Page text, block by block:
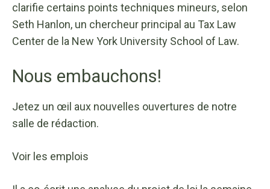
clarifie certains points techniques mineurs, selon
Seth Hanlon, un chercheur principal au Tax Law
Center de la New York University School of Law.
Nous embauchons!
Jetez un œil aux nouvelles ouvertures de notre
salle de rédaction.
Voir les emplois